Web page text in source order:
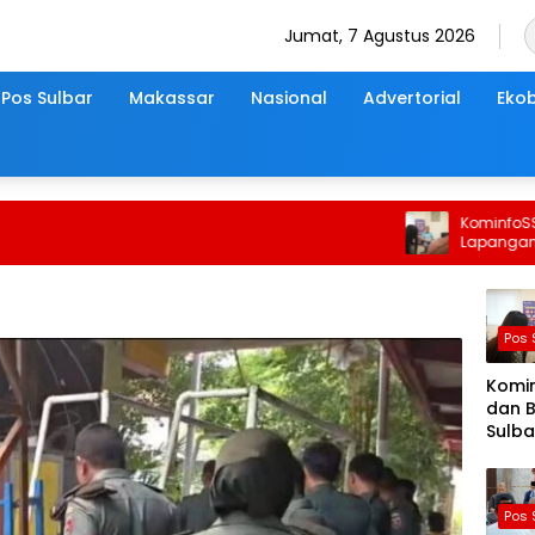
Jumat, 7 Agustus 2026
Pos Sulbar Makassar Nasional Advertorial
KominfoSS
Lapangan,
2026 Berjalan
Pos
dan
Pos